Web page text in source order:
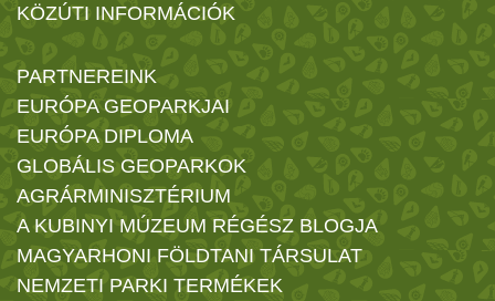
KÖZÚTI INFORMÁCIÓK
PARTNEREINK
EURÓPA GEOPARKJAI
EURÓPA DIPLOMA
GLOBÁLIS GEOPARKOK
AGRÁRMINISZTÉRIUM
A KUBINYI MÚZEUM RÉGÉSZ BLOGJA
MAGYARHONI FÖLDTANI TÁRSULAT
NEMZETI PARKI TERMÉKEK